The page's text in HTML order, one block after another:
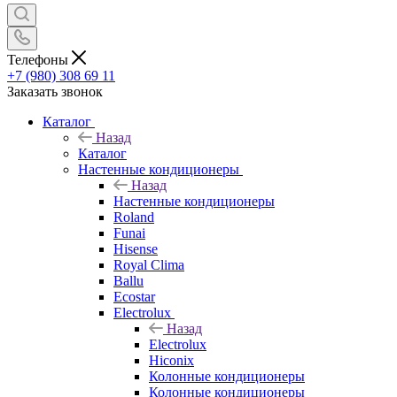
Телефоны
+7 (980) 308 69 11
Заказать звонок
Каталог
Назад
Каталог
Настенные кондиционеры
Назад
Настенные кондиционеры
Roland
Funai
Hisense
Royal Clima
Ballu
Ecostar
Electrolux
Назад
Electrolux
Hiconix
Колонные кондиционеры
Колонные кондиционеры